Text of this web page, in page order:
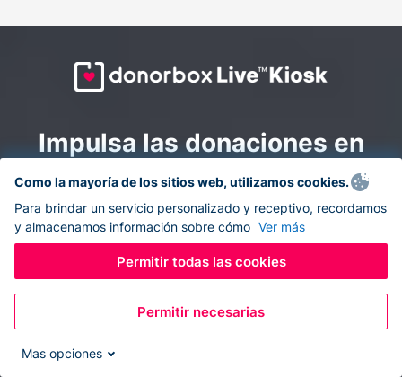
Impulsa las donaciones en
todas partes: combina la
recaudación de fondos en
línea y en el sitio con
Donorbox Live Kiosk.
Convierte tu tableta en un quiosco de donaciones y
recolecta donaciones sin efectivo durante eventos, en
Como la mayoría de los sitios web, utilizamos cookies.
Para brindar un servicio personalizado y receptivo, recordamos
y almacenamos información sobre cómo Ver más
Permitir todas las cookies
Permitir necesarias
Mas opciones